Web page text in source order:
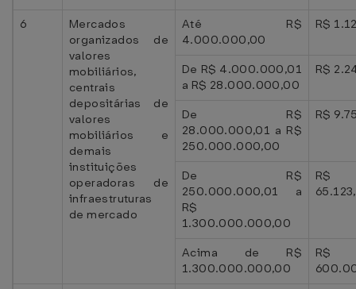
6
Mercados
organizados de
valores
mobiliários,
centrais
depositárias de
valores
mobiliários e
demais
instituições
operadoras de
infraestruturas
de mercado
Até R$
4.000.000,00
R$
De R$ 4.000.000,01
a R$ 28.000.000,00
R$
De R$
28.000.000,01 a R$
250.000.000,00
R$
De R$
250.000.000,01 a
R$
1.300.000.000,00
R$
Acima de R$
1.300.000.000,00
R$